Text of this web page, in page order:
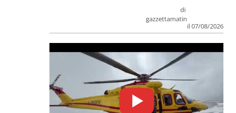
di
gazzettamatin
il 07/08/2026